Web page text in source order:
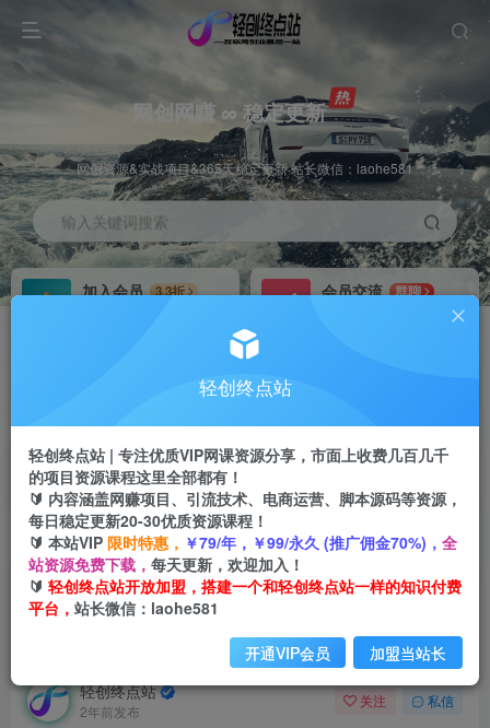
网创网赚 ∞ 稳定更新
网创资源&实战项目&365天稳定更新 站长微信：laohe581
输入关键词搜索
加入会员
3.3折
会员交流
群聊
首页 创业课程 会员免费 正文
抖音爆火的最新头像号玩法，可短视频可直播，单
个作品变现300-500，手机可做，适合小白【揭
轻创终点站
2年前发布
关注 私信
轻创终点站
轻创终点站 | 专注优质VIP网课资源分享，市面上收费几百几千
的项目资源课程这里全部都有！
🔰 内容涵盖网赚项目、引流技术、电商运营、脚本源码等资源，
每日稳定更新20-30优质资源课程！
🔰 本站VIP 限时特惠， ￥79/年，￥99/永久 (推广佣金70%)， 全
站资源免费下载， 每天更新，欢迎加入！
🔰 轻创终点站开放加盟，搭建一个和轻创终点站一样的知识付费
平台， 站长微信：laohe581
开通VIP会员 加盟当站长